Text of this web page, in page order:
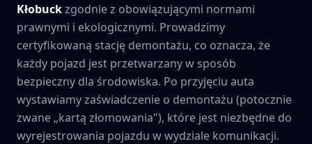
Kłobuckzgodnie z obowiązującymi normami
prawnymi i ekologicznymi. Prowadzimy
certyfikowaną stację demontażu, co oznacza, że
każdy pojazd jest przetwarzany w sposób
bezpieczny dla środowiska. Po przyjęciu auta
wystawiamy zaświadczenie o demontażu (potocznie
zwane „kartą złomowania"), które jest niezbędne do
wyrejestrowania pojazdu w wydziale komunikacji.